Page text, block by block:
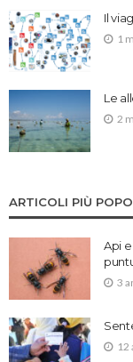
Il
1
Le
2
ARTICOLI PIÙ
Api
3
12